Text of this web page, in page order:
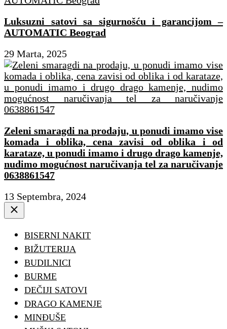
Luksuzni satovi sa sigurnošću i garancijom –
AUTOMATIC Beograd
29 Marta, 2025
Zeleni smaragdi na prodaju, u ponudi imamo vise
komada i oblika, cena zavisi od oblika i od
karataze, u ponudi imamo i drugo drago kamenje,
nudimo mogućnost naručivanja tel za naručivanje
0638861547
13 Septembra, 2024
Close
BISERNI NAKIT
BIŽUTERIJA
BUDILNICI
BURME
DEČIJI SATOVI
DRAGO KAMENJE
MINĐUŠE